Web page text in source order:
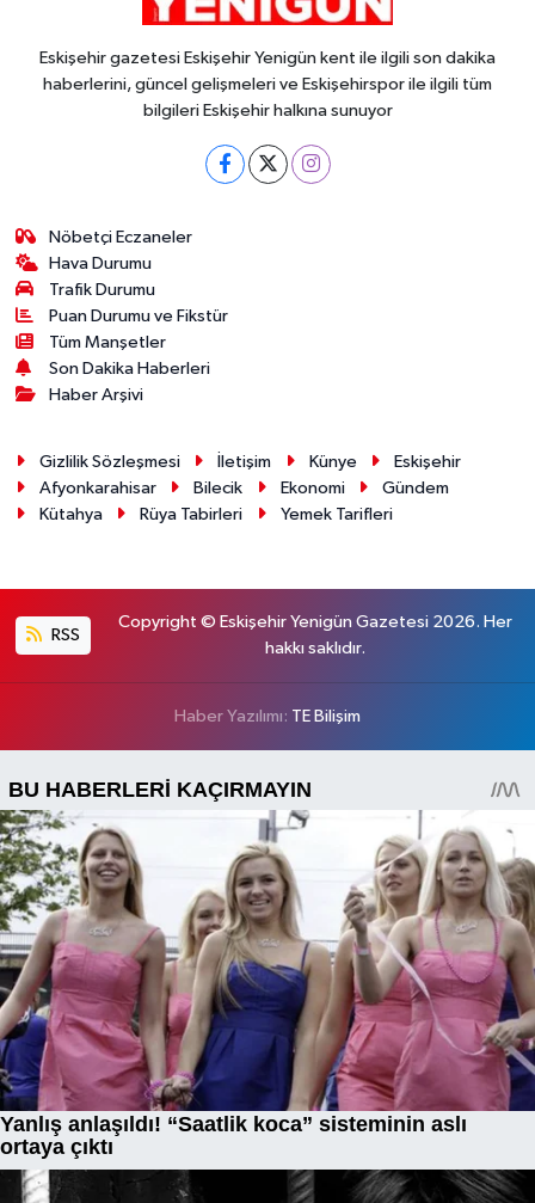
Eskişehir gazetesi Eskişehir Yenigün kent ile ilgili son dakika
haberlerini, güncel gelişmeleri ve Eskişehirspor ile ilgili tüm
bilgileri Eskişehir halkına sunuyor
Nöbetçi Eczaneler
Hava Durumu
Trafik Durumu
Puan Durumu ve Fikstür
Tüm Manşetler
Son Dakika Haberleri
Haber Arşivi
Gizlilik Sözleşmesi İletişim Künye
Eskişehir
Afyonkarahisar
Bilecik Ekonomi
Gündem
Kütahya
Rüya Tabirleri Yemek Tarifleri
RSS
Copyright © Eskişehir Yenigün Gazetesi 2026. Her
hakkı saklıdır.
Haber Yazılımı: TE Bilişim